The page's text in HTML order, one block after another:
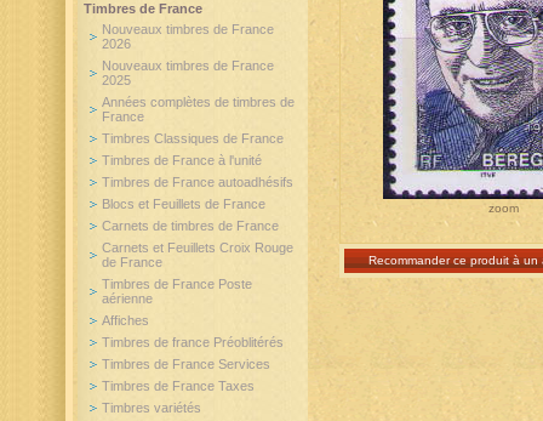
zoom
Recommander ce produit à un
Timbres de France
Nouveaux timbres de France
2026
Nouveaux timbres de France
2025
Années complètes de timbres de
France
Timbres Classiques de France
Timbres de France à l'unité
Timbres de France autoadhésifs
Blocs et Feuillets de France
Carnets de timbres de France
Carnets et Feuillets Croix Rouge
de France
Timbres de France Poste
aérienne
Affiches
Timbres de france Préoblitérés
Timbres de France Services
Timbres de France Taxes
Timbres variétés